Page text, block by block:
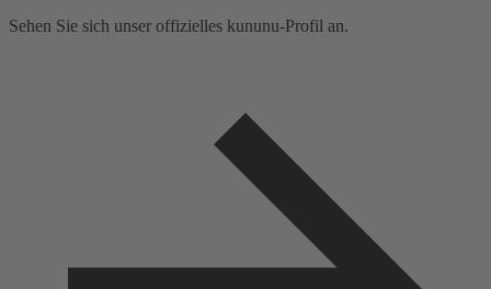
Sehen Sie sich unser offizielles kununu-Profil an.